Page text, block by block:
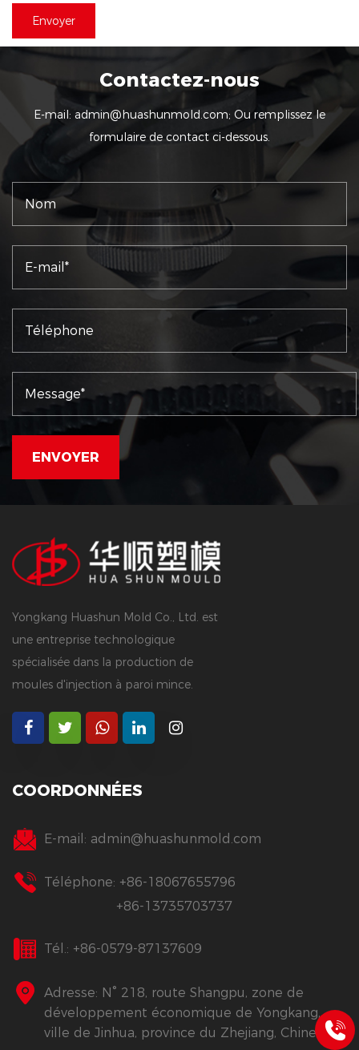
Contactez-nous
E-mail: admin@huashunmold.com; Ou remplissez le
formulaire de contact ci-dessous.
Yongkang Huashun Mold Co., Ltd. est
une entreprise technologique
spécialisée dans la production de
moules d'injection à paroi mince.
COORDONNÉES
E-mail: admin@huashunmold.com
Téléphone: +86-18067655796
+86-13735703737
Tél.: +86-0579-87137609
Adresse: N° 218, route Shangpu, zone de
développement économique de Yongkang,
ville de Jinhua, province du Zhejiang, Chine